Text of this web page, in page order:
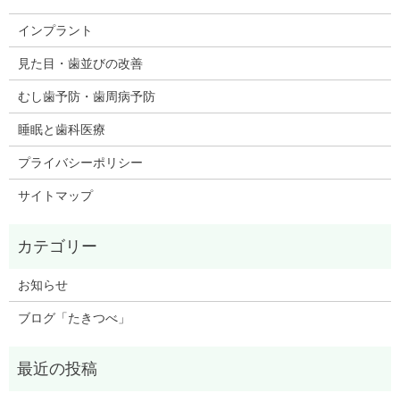
インプラント
見た目・歯並びの改善
むし歯予防・歯周病予防
睡眠と歯科医療
プライバシーポリシー
サイトマップ
お知らせ
ブログ「たきつべ」